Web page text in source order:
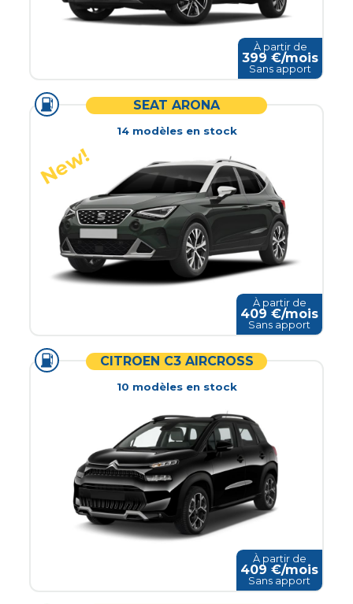
À partir de
399 €/mois
Sans apport
SEAT ARONA
14modèlesen stock
À partir de
409 €/mois
Sans apport
CITROEN C3 AIRCROSS
10 modèlesen stock
À partir de
409 €/mois
Sans apport